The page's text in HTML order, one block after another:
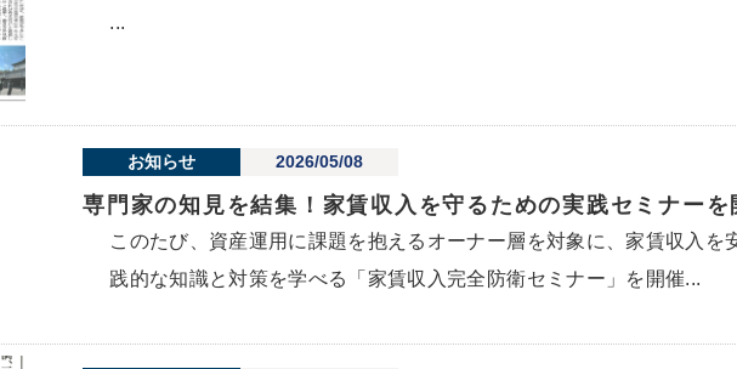
...
お知らせ 2026/05/08
専門家の知見を結集！家賃収入を守るための実践セミナーを
このたび、資産運用に課題を抱えるオーナー層を対象に、家賃収入を
践的な知識と対策を学べる「家賃収入完全防衛セミナー」を開催...